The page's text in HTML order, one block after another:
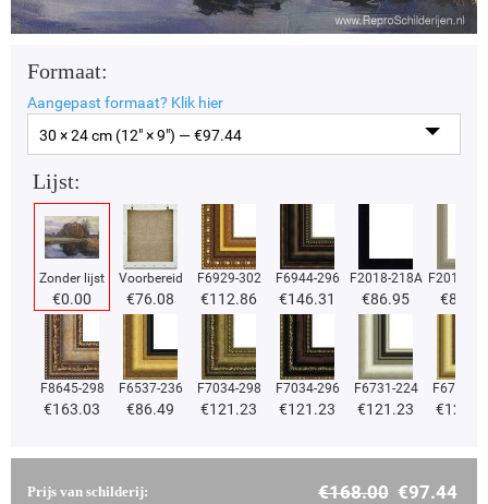
Formaat:
Aangepast formaat? Klik hier
30 × 24 cm (12" × 9") — €97.44
Lijst:
Zonder lijst
€0.00
Voorbereid
€76.08
F6929-302
€112.86
F6944-296
€146.31
F2018-218A
€86.95
F2018-
€86.95
F8645-298
€163.03
F6537-236
€86.49
F7034-298
€121.23
F7034-296
€121.23
F6731-224
€121.23
F6731-
€
Prijs van schilderij: €168.00 €97.44